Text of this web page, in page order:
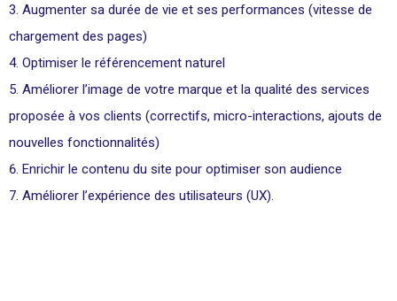
Augmenter sa durée de vie et ses performances (vitesse de
chargement des pages)
Optimiser le référencement naturel
Améliorer l’image de votre marque et la qualité des services
proposée à vos clients (correctifs, micro-interactions, ajouts de
nouvelles fonctionnalités)
Enrichir le contenu du site pour optimiser son audience
Améliorer l’expérience des utilisateurs (UX).